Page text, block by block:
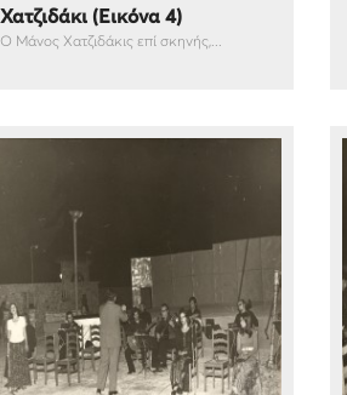
Χατζιδάκι (Εικόνα 4)
Ο Μάνος Χατζιδάκις επί σκηνής,...